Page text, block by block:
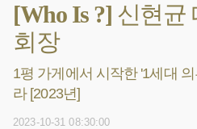
[Who Is ?] 신현균
회장
1평 가게에서 시작한 '1세대
라 [2023년]
2023-10-31 08:30:00